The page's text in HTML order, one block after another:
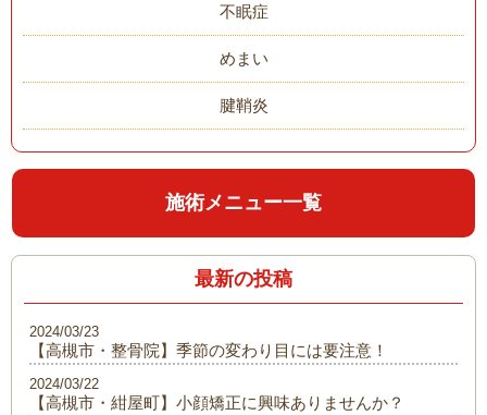
不眠症
めまい
腱鞘炎
施術メニュー一覧
最新の投稿
【高槻市・整骨院】季節の変わり目には要注意！
2024/03/23
【高槻市・紺屋町】小顔矯正に興味ありませんか？
2024/03/22